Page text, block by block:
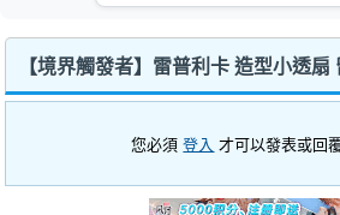
【境界觸發者】雷普利卡 造型小透扇
您必須登入 才可以發表或回